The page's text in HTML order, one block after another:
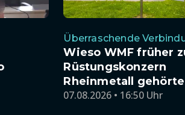
Überraschende
Wieso WMF früher
Rüstungskonzern
Rheinmetall gehörte
07.08.2026 • 16:50 Uhr